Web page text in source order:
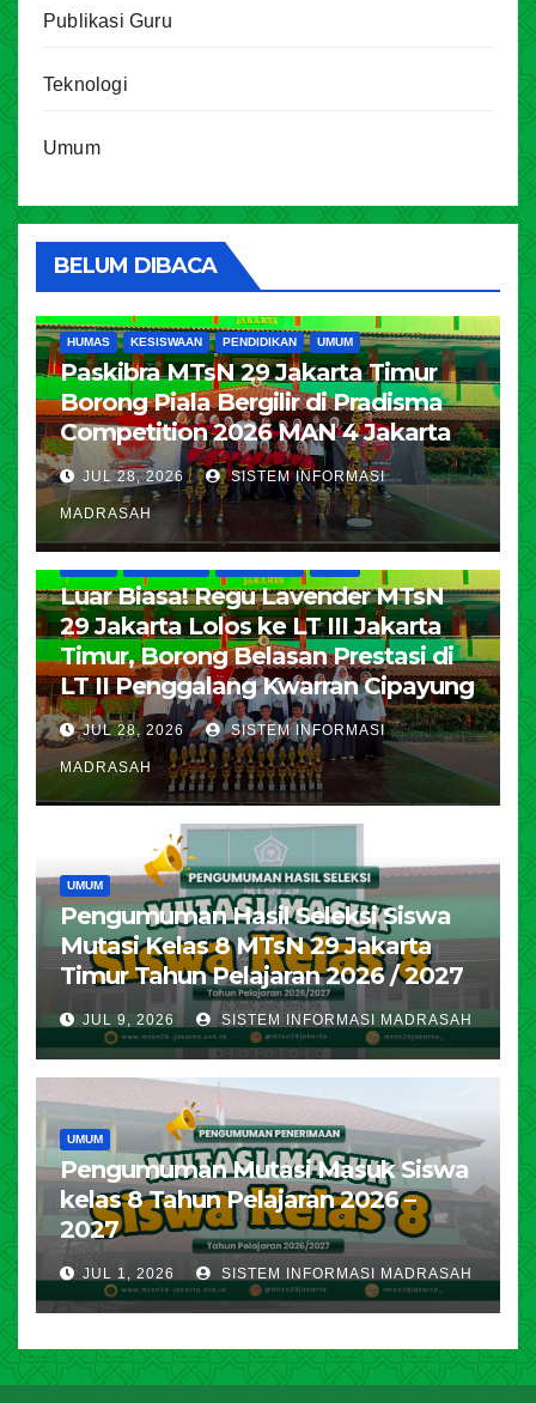
Publikasi Guru
Teknologi
Umum
BELUM DIBACA
HUMAS KESISWAAN PENDIDIKAN UMUM
Paskibra MTsN 29 Jakarta Timur
Borong Piala Bergilir di Pradisma
Competition 2026 MAN 4 Jakarta
JUL 28, 2026 SISTEM INFORMASI
MADRASAH
Luar Biasa! Regu Lavender MTsN
29 Jakarta Lolos ke LT III Jakarta
Timur, Borong Belasan Prestasi di
LT II Penggalang Kwarran Cipayung
JUL 28, 2026 SISTEM INFORMASI
MADRASAH
UMUM
Pengumuman Hasil Seleksi Siswa
Mutasi Kelas 8 MTsN 29 Jakarta
Timur Tahun Pelajaran 2026 / 2027
JUL 9, 2026 SISTEM INFORMASI MADRASAH
UMUM
Pengumuman Mutasi Masuk Siswa
kelas 8 Tahun Pelajaran 2026 –
2027
JUL 1, 2026 SISTEM INFORMASI MADRASAH